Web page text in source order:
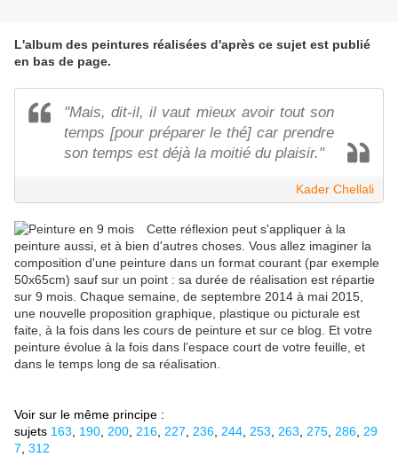
L'album des peintures réalisées d'après ce sujet est publié
en bas de page.
"Mais, dit-il, il vaut mieux avoir tout son
temps [pour préparer le thé] car prendre
son temps est déjà la moitié du plaisir."
Kader Chellali
Cette réflexion peut s'appliquer à la
peinture aussi, et à bien d'autres choses. Vous allez imaginer la
composition d'une peinture dans un format courant (par exemple
50x65cm) sauf sur un point : sa durée de réalisation est répartie
sur 9 mois. Chaque semaine, de septembre 2014 à mai 2015,
une nouvelle proposition graphique, plastique ou picturale est
faite, à la fois dans les cours de peinture et sur ce blog. Et votre
peinture évolue à la fois dans l’espace court de votre feuille, et
dans le temps long de sa réalisation.
Voir sur le même principe :
sujets 163 190 200 216 227 236 244 253 263 275 286 29
7 312